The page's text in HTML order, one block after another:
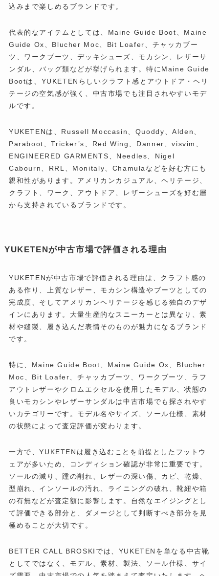
込みまで楽しめるブランドです。
代表的なアイテムとしては、Maine Guide Boot、Maine
Guide Ox、Blucher Moc、Bit Loafer、チャッカブー
ツ、ワークブーツ、デッキシューズ、モカシン、レザーサ
ンダル、バッグ類などが挙げられます。特にMaine Guide
Bootは、YUKETENらしいクラフト感とアウトドア・ヘリ
テージの空気感が強く、中古市場でも注目されやすいモデ
ルです。
YUKETENは、Russell Moccasin、Quoddy、Alden、
Paraboot、Tricker’s、Red Wing、Danner、visvim、
ENGINEERED GARMENTS、Needles、Nigel
Cabourn、RRL、Monitaly、Chamulaなどを好む方にも
親和性があります。アメリカンカジュアル、ヘリテージ、
クラフト、ワーク、アウトドア、レザーシューズを好む層
から支持されているブランドです。
YUKETENが中古市場で評価される理由
YUKETENが中古市場で評価される理由は、クラフト感の
ある作り、上質なレザー、モカシン構造やブーツとしての
完成度、そしてアメリカンヘリテージを感じる独自のデザ
インにあります。大量生産的なスニーカーとは異なり、素
材や縫製、履き込んだ表情そのものが魅力になるブランド
です。
特に、Maine Guide Boot、Maine Guide Ox、Blucher
Moc、Bit Loafer、チャッカブーツ、ワークブーツ、ラフ
アウトレザーやクロムエクセルを使用したモデル、状態の
良いモカシンやレザーサンダルは中古市場でも探されやす
いカテゴリーです。モデル名やサイズ、ソール仕様、素材
の状態によって査定評価が変わります。
一方で、YUKETENは履き込むことを前提としたフットウ
ェアが多いため、コンディション確認が非常に重要です。
ソールの減り、踵の削れ、レザーの深い傷、カビ、乾燥、
型崩れ、インソールの汚れ、ライニングの破れ、靴紐や箱
の有無などが査定額に影響します。自然なエイジングとし
て評価できる部分と、ダメージとして判断すべき部分を見
極めることが大切です。
BETTER CALL BROSKIでは、YUKETENを単なる中古靴
としてではなく、モデル、素材、製法、ソール仕様、サイ